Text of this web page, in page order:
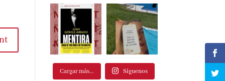
Cargar más... Síguenos